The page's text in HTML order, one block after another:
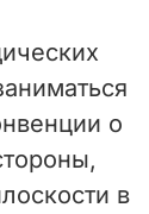
о
в